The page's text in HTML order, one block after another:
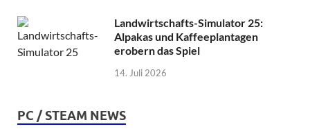
Landwirtschafts-Simulator 25:
Alpakas und Kaffeeplantagen
erobern das Spiel
14. Juli 2026
PC / STEAM NEWS